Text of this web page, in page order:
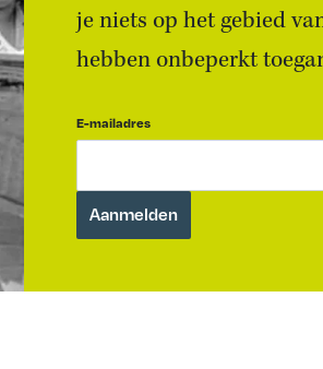
je niets op het gebied
hebben onbeperkt
E-mailadres